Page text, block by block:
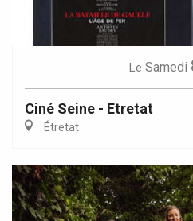
Le Samedi
Ciné Seine - Etretat
Étretat